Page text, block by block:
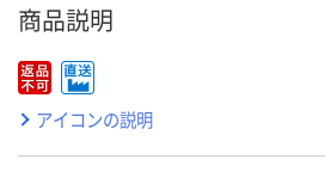
商品説明
アイコンの説明